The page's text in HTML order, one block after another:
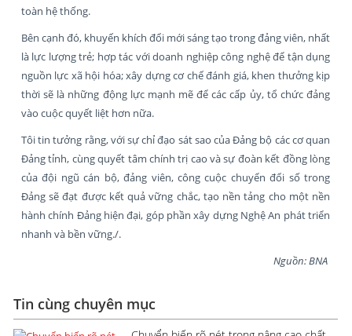
toàn hệ thống.
Bên cạnh đó, khuyến khích đổi mới sáng tạo trong đảng viên, nhất
là lực lượng trẻ; hợp tác với doanh nghiệp công nghệ để tận dụng
nguồn lực xã hội hóa; xây dựng cơ chế đánh giá, khen thưởng kịp
thời sẽ là những động lực mạnh mẽ để các cấp ủy, tổ chức đảng
vào cuộc quyết liệt hơn nữa.
Tôi tin tưởng rằng, với sự chỉ đạo sát sao của Đảng bộ các cơ quan
Đảng tỉnh, cùng quyết tâm chính trị cao và sự đoàn kết đồng lòng
của đội ngũ cán bộ, đảng viên, công cuộc chuyển đổi số trong
Đảng sẽ đạt được kết quả vững chắc, tạo nền tảng cho một nền
hành chính Đảng hiện đại, góp phần xây dựng Nghệ An phát triển
nhanh và bền vững./.
Nguồn: BNA
Tin cùng chuyên mục